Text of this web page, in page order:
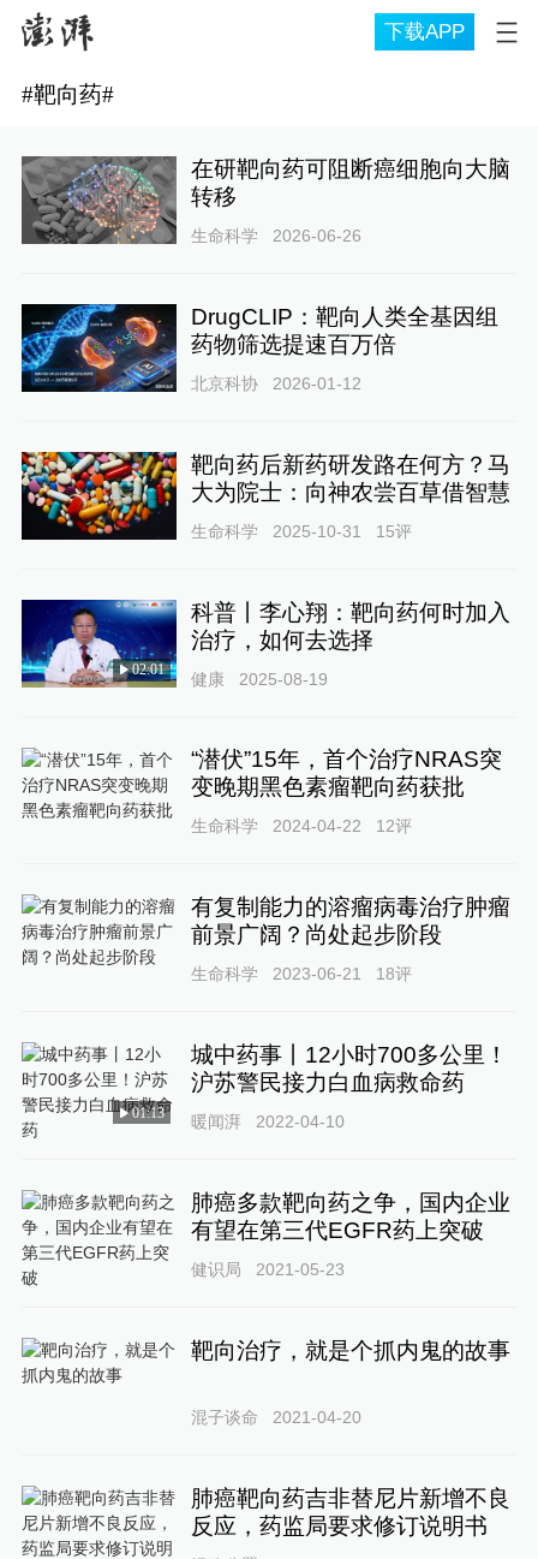
下载APP
#靶向药#
在研靶向药可阻断癌细胞向大脑
转移
生命科学 2026-06-26
DrugCLIP：靶向人类全基因组
药物筛选提速百万倍
北京科协 2026-01-12
靶向药后新药研发路在何方？马
大为院士：向神农尝百草借智慧
生命科学 2025-10-31 15评
02:01
科普丨李心翔：靶向药何时加入
治疗，如何去选择
健康 2025-08-19
“潜伏”15年，首个治疗NRAS突
变晚期黑色素瘤靶向药获批
生命科学 2024-04-22 12评
有复制能力的溶瘤病毒治疗肿瘤
前景广阔？尚处起步阶段
生命科学 2023-06-21 18评
01:13
城中药事丨12小时700多公里！
沪苏警民接力白血病救命药
暖闻湃 2022-04-10
肺癌多款靶向药之争，国内企业
有望在第三代EGFR药上突破
健识局 2021-05-23
靶向治疗，就是个抓内鬼的故事
混子谈命 2021-04-20
肺癌靶向药吉非替尼片新增不良
反应，药监局要求修订说明书